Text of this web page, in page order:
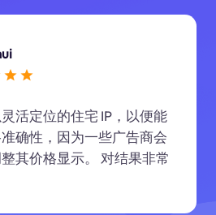
活定位的住宅 IP，以便能
确性，因为一些广告商会
其价格显示。 对结果非常